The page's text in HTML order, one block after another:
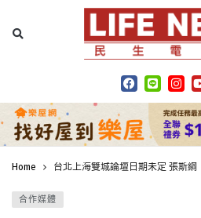
Home 台北上海雙城論壇日期未定 張斯綱
合作媒體